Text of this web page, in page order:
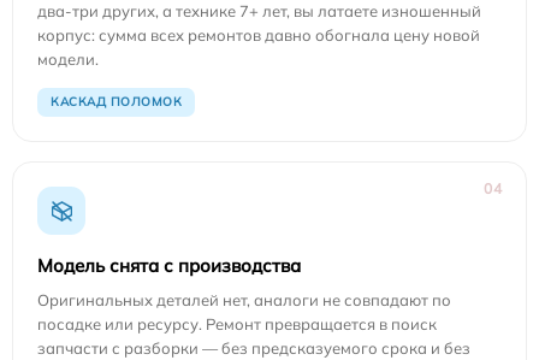
два-три других, а технике 7+ лет, вы латаете изношенный
корпус: сумма всех ремонтов давно обогнала цену новой
модели.
КАСКАД ПОЛОМОК
04
Модель снята с производства
Оригинальных деталей нет, аналоги не совпадают по
посадке или ресурсу. Ремонт превращается в поиск
запчасти с разборки — без предсказуемого срока и без